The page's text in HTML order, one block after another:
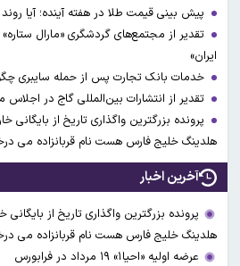
پیش بینی قیمت طلا در هفته آینده؛ آیا روند
تقدیر از مجتمع‌های گردشگری «مارال
ایران»
خدمات بانک تجارت پس از حمله سایبری
تقدیر از انتشارات بین‌المللی گاج در اجلاس
پرونده بزرگترین واگذاری تاریخ از
هلدینگ خلیج فارس هست نام قربانزاده می
آخرین اخبار
پرونده بزرگترین واگذاری تاریخ از
هلدینگ خلیج فارس هست نام قربانزاده می
عرضه اولیه «احیا۱» ۱۹ مرداد در فرابورس